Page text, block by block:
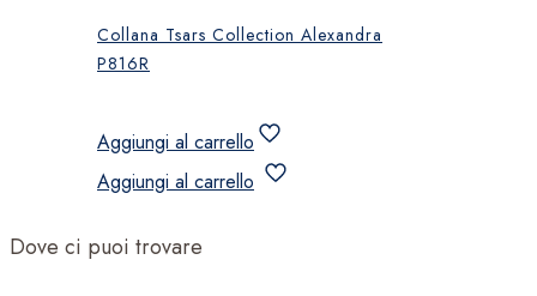
Collana Tsars Collection Alexandra
P816R
Aggiungi al carrello
Aggiungi al carrello
Dove ci puoi trovare